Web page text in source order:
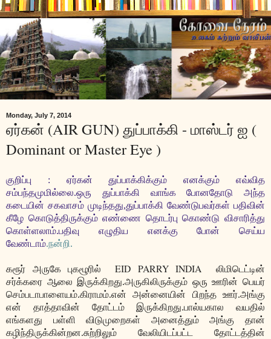
Monday, July 7, 2014
ஏர்கன் (AIR GUN) துப்பாக்கி - மாஸ்டர் ஐ (
Dominant or Master Eye )
குறிப்பு : ஏர்கன் துப்பாக்கிக்கும் எனக்கும் எவ்வித
சம்பந்தமுமில்லை.ஒரு துப்பாக்கி வாங்க போனதோடு அந்த
கடையின் சகவாசம் முடிந்தது,துப்பாக்கி வேண்டுபவர்கள் பதிவின்
கீழே கொடுத்திருக்கும் எண்ணை தொடர்பு கொண்டு விசாரித்து
கொள்ளலாம்.பதிவு எழுதிய எனக்கு போன் செய்ய
வேண்டாம்.நன்றி.
கரூர் அருகே புகழூரில் EID PARRY INDIA
லிமிடெட்டின்
சர்க்கரை ஆலை இருக்கிறது.அருகிலிருக்கும் ஒரு ஊரின் பெயர்
செம்படாபாளையம்.கிராமம்.என் அன்னையின் பிறந்த ஊர்.அங்கு
என் தாத்தாவின் தோட்டம் இருக்கிறது.பால்யகால வயதில்
எங்களது பள்ளி விடுமுறைகள் அனைத்தும் அங்கு தான்
கழிந்திருக்கின்றன.சுற்றிலும் வேலியிடப்பட்ட தோட்டத்தின்